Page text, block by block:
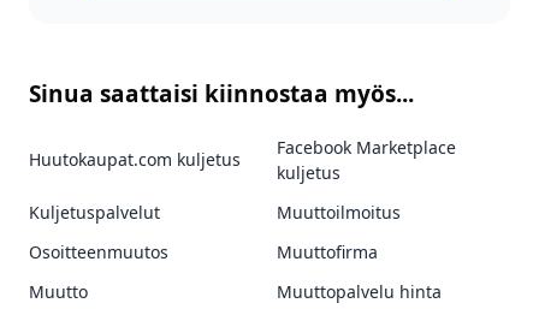
Sinua saattaisi kiinnostaa myös...
Huutokaupat.com kuljetus
Facebook Marketplace
kuljetus
Kuljetuspalvelut
Muuttoilmoitus
Osoitteenmuutos
Muuttofirma
Muutto
Muuttopalvelu hinta